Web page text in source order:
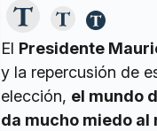
El Presidente
y la repercusión de
elección, el mundo
da mucho miedo al